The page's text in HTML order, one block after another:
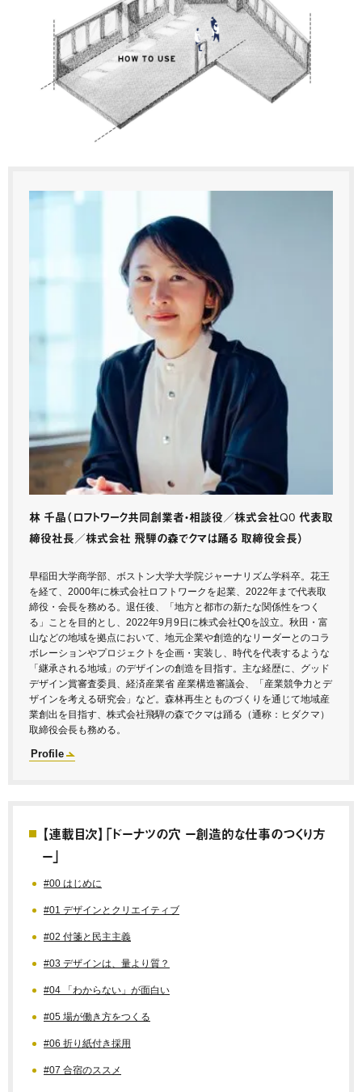
林 千晶（ロフトワーク共同創業者・相談役／株式会社Q0 代表取
締役社長／株式会社 飛騨の森でクマは踊る 取締役会長）
早稲田大学商学部、ボストン大学大学院ジャーナリズム学科卒。花王
を経て、2000年に株式会社ロフトワークを起業、2022年まで代表取
締役・会長を務める。退任後、「地方と都市の新たな関係性をつく
る」ことを目的とし、2022年9月9日に株式会社Q0を設立。秋田・富
山などの地域を拠点において、地元企業や創造的なリーダーとのコラ
ボレーションやプロジェクトを企画・実装し、時代を代表するような
「継承される地域」のデザインの創造を目指す。主な経歴に、グッド
デザイン賞審査委員、経済産業省 産業構造審議会、「産業競争力とデ
ザインを考える研究会」など。森林再生とものづくりを通じて地域産
業創出を目指す、株式会社飛騨の森でクマは踊る（通称：ヒダクマ）
取締役会長も務める。
Profile
【連載目次】「ドーナツの穴 ー創造的な仕事のつくり方
ー」
#00 はじめに
#01 デザインとクリエイティブ
#02 付箋と民主主義
#03 デザインは、量より質？
#04 「わからない」が面白い
#05 場が働き方をつくる
#06 折り紙付き採用
#07 合宿のススメ